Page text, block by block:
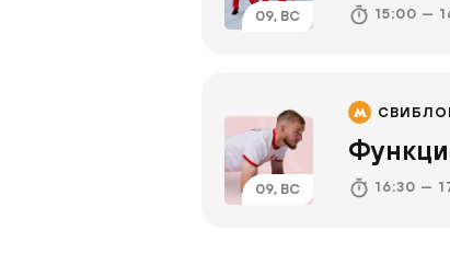
09, ВС 15:00 —
09, ВС 16:30 —